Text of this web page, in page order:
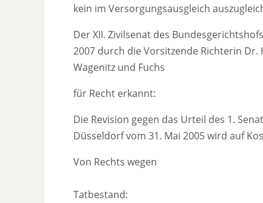
kein im Versorgungsausgleich
Der XII. Zivilsenat des
2007 durch die Vorsitzende Richterin
Wagenitz und Fuchs
für Recht erkannt:
Die Revision gegen das Urteil des 1.
Düsseldorf vom 31. Mai 2005 wird auf
Von Rechts wegen
Tatbestand: